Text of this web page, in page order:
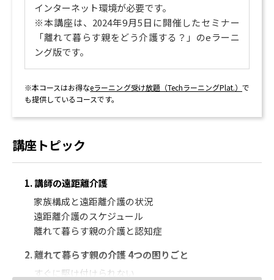
インターネット環境が必要です。
※本講座は、2024年9月5日に開催したセミナー
「離れて暮らす親をどう介護する？」のeラーニ
ング版です。
※本コースはお得なeラーニング受け放題（TechラーニングPlat.）で
も提供しているコースです。
講座トピック
1. 講師の遠距離介護
家族構成と遠距離介護の状況
遠距離介護のスケジュール
離れて暮らす親の介護と認知症
2. 離れて暮らす親の介護 4つの困りごと
すぐに駆け付けられない